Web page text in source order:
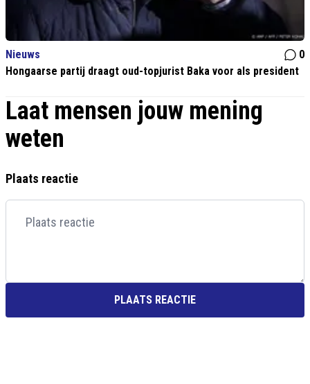
Nieuws
0
Hongaarse partij draagt oud-topjurist Baka voor als president
Laat mensen jouw mening
weten
Plaats reactie
PLAATS REACTIE